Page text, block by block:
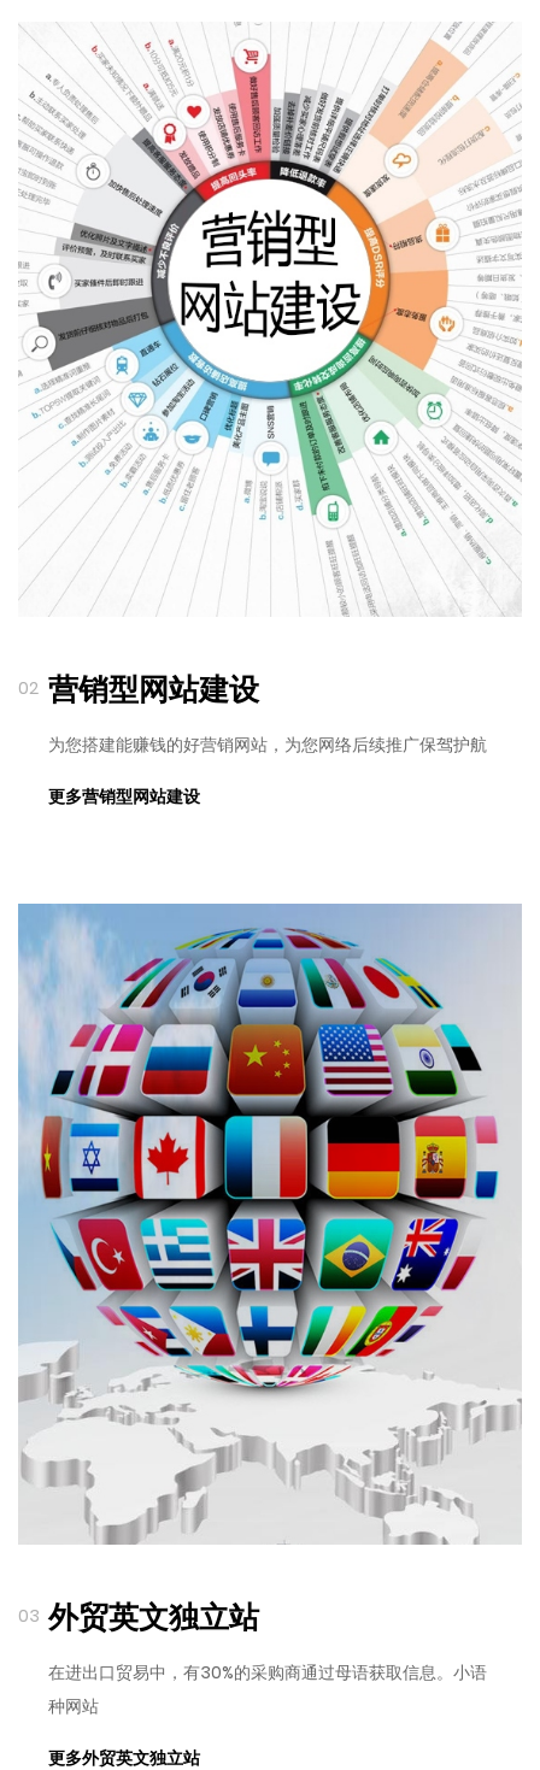
02 营销型网站建设
为您搭建能赚钱的好营销网站，为您网络后续推广保驾护航
更多营销型网站建设
03 外贸英文独立站
在进出口贸易中，有30%的采购商通过母语获取信息。小语
种网站
更多外贸英文独立站